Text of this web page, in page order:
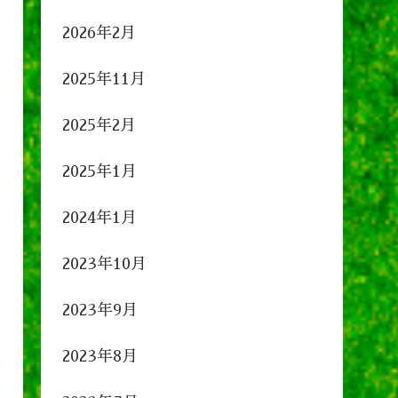
2026年2月
2025年11月
2025年2月
2025年1月
2024年1月
2023年10月
2023年9月
2023年8月